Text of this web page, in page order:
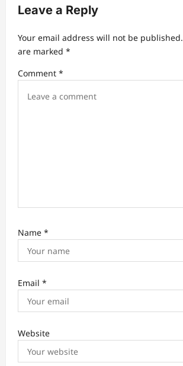
g
a
t
i
Leave a Reply
Your email address will not be published.
are marked *
Comment *
Name *
Email *
Website